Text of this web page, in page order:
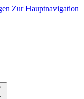
Zur Hauptnavigation